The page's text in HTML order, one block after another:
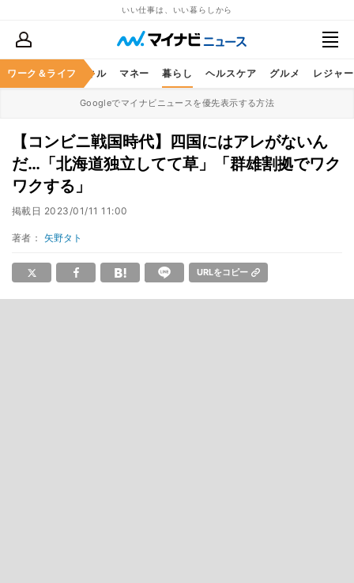
いい仕事は、いい暮らしから
ワーク＆ライフ
ア ビジネススキル マネー 暮らし ヘルスケア グルメ レジャー
Googleでマイナビニュースを優先表示する方法
【コンビニ戦国時代】四国にはアレがないん
だ…「北海道独立してて草」「群雄割拠でワク
ワクする」
掲載日 2023/01/11 11:00
著者： 矢野タト
URLをコピー